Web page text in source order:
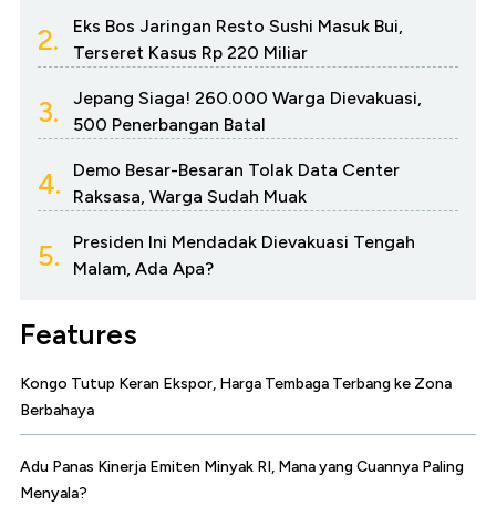
2.
Eks Bos Jaringan Resto Sushi Masuk Bui,
Terseret Kasus Rp 220 Miliar
3.
Jepang Siaga! 260.000 Warga Dievakuasi,
500 Penerbangan Batal
4.
Demo Besar-Besaran Tolak Data Center
Raksasa, Warga Sudah Muak
5.
Presiden Ini Mendadak Dievakuasi Tengah
Malam, Ada Apa?
Features
Kongo Tutup Keran Ekspor, Harga Tembaga Terbang ke Zona
Berbahaya
Adu Panas Kinerja Emiten Minyak RI, Mana yang Cuannya Paling
Menyala?